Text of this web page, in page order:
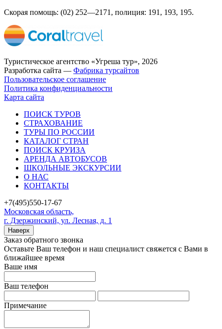
Скорая помощь: (02) 252—2171, полиция: 191, 193, 195.
Туристическое агентство «Угреша тур», 2026
Разработка сайта — Фабрика турсайтов
Пользовательское соглашение
Политика конфиденциальности
Карта сайта
ПОИСК ТУРОВ
СТРАХОВАНИЕ
ТУРЫ ПО РОССИИ
КАТАЛОГ СТРАН
ПОИСК КРУИЗА
АРЕНДА АВТОБУСОВ
ШКОЛЬНЫЕ ЭКСКУРСИИ
О НАС
КОНТАКТЫ
+7(495)550-17-67
Московская область,
г. Дзержинский, ул. Лесная, д. 1
Наверх
Заказ обратного звонка
Оставьте Ваш телефон и наш специалист свяжется с Вами в
ближайшее время
Ваше имя
Ваш телефон
Примечание